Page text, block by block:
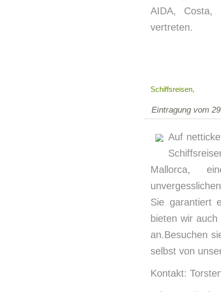
AIDA, Costa,
vertreten.
Schiffsreisen,
Eintragung vom
Auf
Mallorca,
Sie garantiert
bieten wir
an.Besuchen
selbst von
Kontakt: